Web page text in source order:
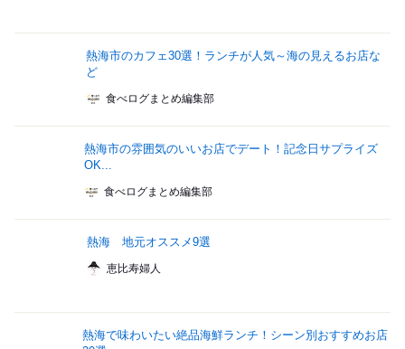
熱海市のカフェ30選！ランチが人気～海の見えるお店な
ど
食べログまとめ編集部
熱海市の雰囲気のいいお店でデート！記念日サプライズ
OK...
食べログまとめ編集部
熱海 地元オススメ9選
恵比寿婦人
熱海で味わいたい絶品海鮮ランチ！シーン別おすすめお店